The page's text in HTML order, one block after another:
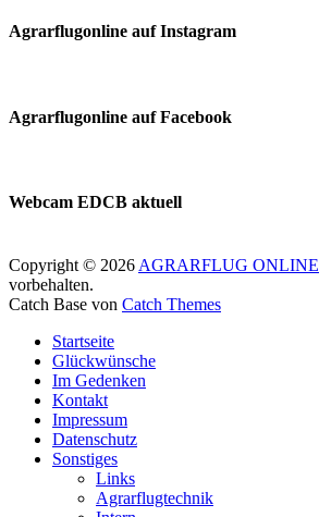
Agrarflugonline auf Instagram
Agrarflugonline auf Facebook
Webcam EDCB aktuell
Copyright © 2026 AGRARFLUG ONLINE
vorbehalten.
Catch Base von Catch Themes
oben
scrollen
Startseite
Glückwünsche
Im Gedenken
Kontakt
Impressum
Datenschutz
Sonstiges
Links
Agrarflugtechnik